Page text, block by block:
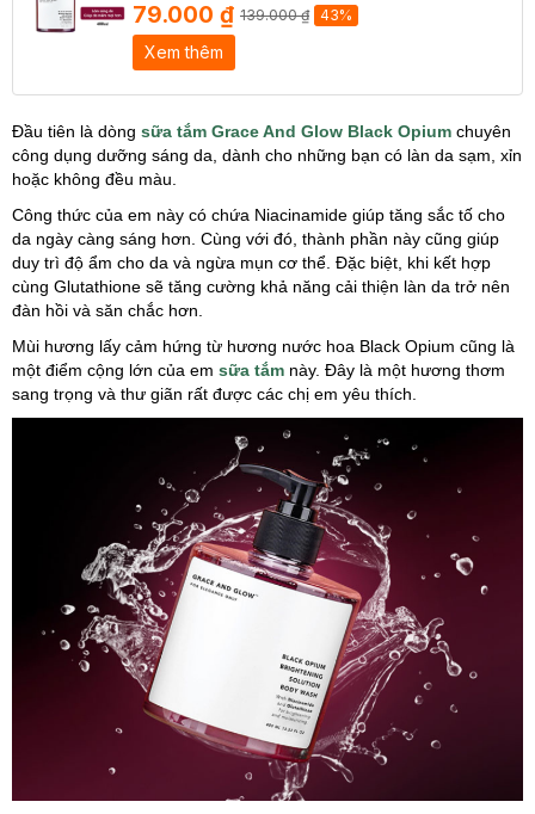
79.000 ₫ 139.000 ₫ 43%
Xem thêm
Đầu tiên là dòng sữa tắm Grace And Glow Black Opium chuyên
công dụng dưỡng sáng da, dành cho những bạn có làn da sạm, xỉn
hoặc không đều màu.
Công thức của em này có chứa Niacinamide giúp tăng sắc tố cho
da ngày càng sáng hơn. Cùng với đó, thành phần này cũng giúp
duy trì độ ẩm cho da và ngừa mụn cơ thể. Đặc biệt, khi kết hợp
cùng Glutathione sẽ tăng cường khả năng cải thiện làn da trở nên
đàn hồi và săn chắc hơn.
Mùi hương lấy cảm hứng từ hương nước hoa Black Opium cũng là
một điểm cộng lớn của em sữa tắm này. Đây là một hương thơm
sang trọng và thư giãn rất được các chị em yêu thích.